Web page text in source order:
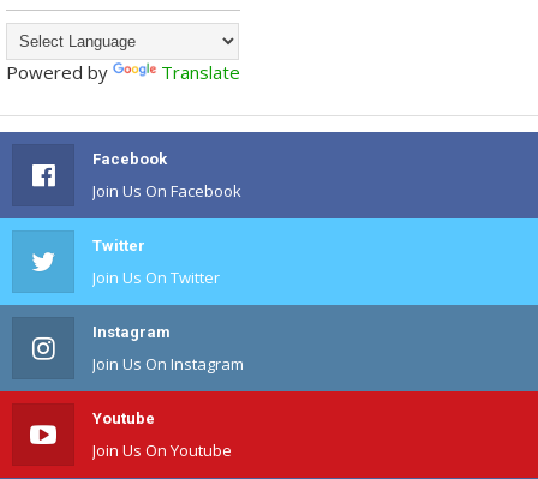
Powered by Translate
Facebook
Join Us On Facebook
Twitter
Join Us On Twitter
Instagram
Join Us On Instagram
Youtube
Join Us On Youtube